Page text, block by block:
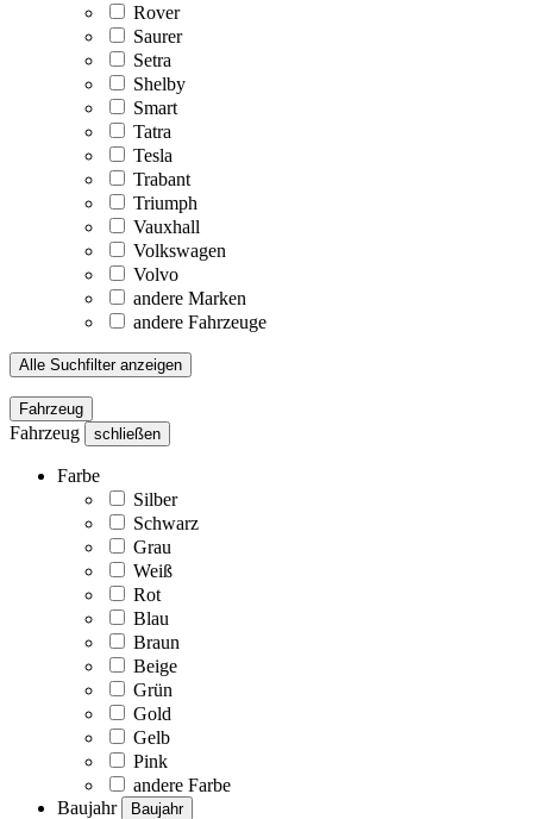
Rover
Saurer
Setra
Shelby
Smart
Tatra
Tesla
Trabant
Triumph
Vauxhall
Volkswagen
Volvo
andere Marken
andere Fahrzeuge
Alle Suchfilter anzeigen
Fahrzeug
Fahrzeug schließen
Farbe
Silber
Schwarz
Grau
Weiß
Rot
Blau
Braun
Beige
Grün
Gold
Gelb
Pink
andere Farbe
Baujahr
Baujahr